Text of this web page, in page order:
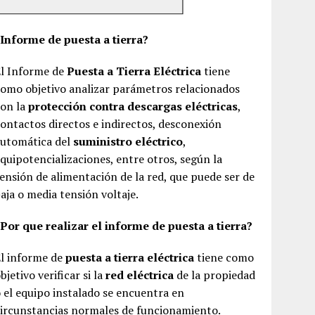
de puesta a tierra?
Informe dePuesta a Tierra Eléctricatiene
objetivo analizar parámetros relacionados
laprotección contra descargas eléctricas,
directos e indirectos, desconexión
del suministro eléctrico,
entre otros, según la
de alimentación de la red, que puede ser de
o media tensión voltaje.
que realizar el informe de puesta a tierra?
informe depuesta a tierra eléctricatiene como
verificar si lared eléctrica de la propiedad
el equipo instalado se encuentra en
normales de funcionamiento.